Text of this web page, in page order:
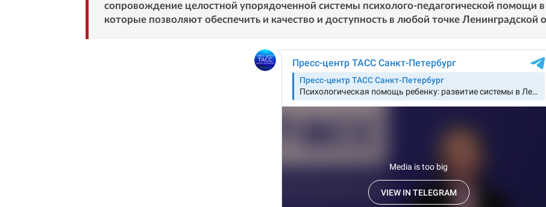
сопровождение целостной упорядоченной системы психолого-педагогической помощи в
которые позволяют обеспечить и качество и доступность в любой точке Ленинградской